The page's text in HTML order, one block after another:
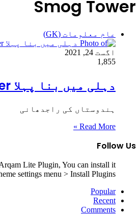
Smog Tower
عام معلومات (GK)
اگست 24, 2021
1,855
دہلی میں بنا پہلا Smog Tower
ہندوستاں کی راجدھانی
Read More »
Follow Us
Lite Plugin, You can install it
settings menu > Install Plugins.
Popular
Recent
Comments